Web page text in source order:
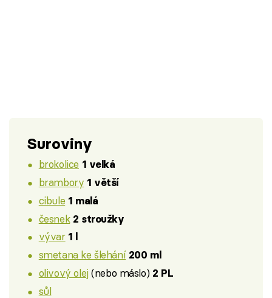
Suroviny
brokolice 1 velká
brambory 1 větší
cibule 1 malá
česnek 2 stroužky
vývar 1 l
smetana ke šlehání 200 ml
olivový olej(nebo máslo) 2 PL
sůl